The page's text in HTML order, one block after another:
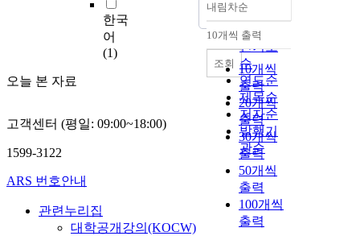
한국
어
(1)
오늘 본 자료
정확도
순
인기도
순
연도순
제목순
저자순
발행기
관순
내림차순
내림차순
10개씩 출력
10개씩
출력
20개씩
출력
30개씩
출력
50개씩
출력
100개씩
출력
조회
고객센터 (평일: 09:00~18:00)
1599-3122
ARS 번호안내
관련누리집
대학공개강의(KOCW)